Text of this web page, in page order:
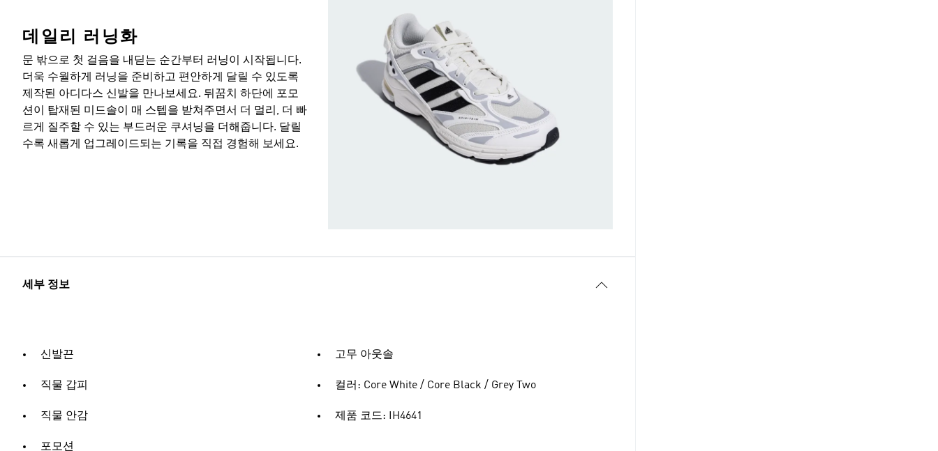
데일리 러닝화
문 밖으로 첫 걸음을 내딛는 순간부터 러닝이 시작됩니다.
더욱 수월하게 러닝을 준비하고 편안하게 달릴 수 있도록
제작된 아디다스 신발을 만나보세요. 뒤꿈치 하단에 포모
션이 탑재된 미드솔이 매 스텝을 받쳐주면서 더 멀리, 더 빠
르게 질주할 수 있는 부드러운 쿠셔닝을 더해줍니다. 달릴
수록 새롭게 업그레이드되는 기록을 직접 경험해 보세요.
세부 정보
신발끈
직물 갑피
직물 안감
포모션
고무 아웃솔
컬러: Core White / Core Black / Grey Two
제품 코드: IH4641